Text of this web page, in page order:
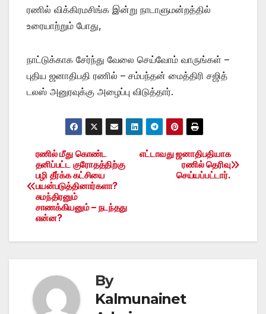
ரணில் விக்கிரமசிங்க இன்று நாடாளுமன்றத்தில்
உரையாற்றும் போது,
நாட்டுக்காக சேர்ந்து வேலை செய்வோம் வாருங்கள் –
புதிய ஜனாதிபதி ரணில் – சம்பந்தன் மைத்திரி சஜித்
டலஸ் அனுரவுக்கு அழைப்பு விடுத்தார்.
Post
navigation
எட்டாவது ஜனாதிபதியாக
ரணில் தெரிவு
செய்யப்பட்டார்.
ரணில் மீது கொண்ட
தனிப்பட்ட குரோதத்திற்கு
பழி தீர்க்க கட்சியை
பயன்படுத்தினார்களா?
சுமந்திரனும்
சாணக்கியனும் – நடந்தது
என்ன?
By
Kalmunainet